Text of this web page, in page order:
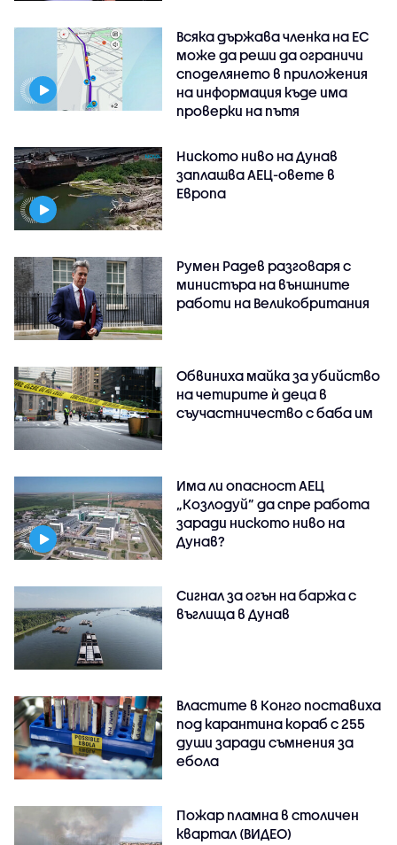
Всяка държава членка на ЕС
може да реши да ограничи
споделянето в приложения
на информация къде има
проверки на пътя
Ниското ниво на Дунав
заплашва АЕЦ-овете в
Европа
Румен Радев разговаря с
министъра на външните
работи на Великобритания
Обвиниха майка за убийство
на четирите ѝ деца в
съучастничество с баба им
Има ли опасност АЕЦ
„Козлодуй” да спре работа
заради ниското ниво на
Дунав?
Сигнал за огън на баржа с
въглища в Дунав
Властите в Конго поставиха
под карантина кораб с 255
души заради съмнения за
ебола
Пожар пламна в столичен
квартал (ВИДЕО)